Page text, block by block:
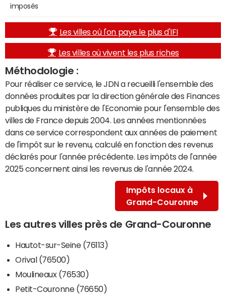
imposés
Les villes où l'on paye le plus d'IFI
Les villes où vivent les plus riches
Méthodologie :
Pour réaliser ce service, le JDN a recueilli l'ensemble des
données produites par la direction générale des Finances
publiques du ministère de l'Economie pour l'ensemble des
villes de France depuis 2004. Les années mentionnées
dans ce service correspondent aux années de paiement
de l'impôt sur le revenu, calculé en fonction des revenus
déclarés pour l'année précédente. Les impôts de l'année
2025 concernent ainsi les revenus de l'année 2024.
Impôts locaux à
Grand-Couronne
Les autres villes près de Grand-Couronne
Hautot-sur-Seine (76113)
Orival (76500)
Moulineaux (76530)
Petit-Couronne (76650)